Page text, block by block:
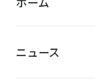
ニュース